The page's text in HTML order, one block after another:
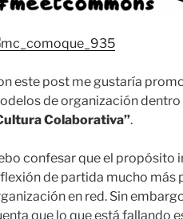
este post me gustaría
de organización
Colaborativa”.
confesar que el propósito
de partida mucho más
en red. Sin
que lo que está fallando